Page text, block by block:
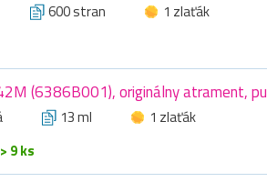
600 stran
1 zlaťák
(6386B001), originálny atrament,
13 ml
1 zlaťák
9 ks